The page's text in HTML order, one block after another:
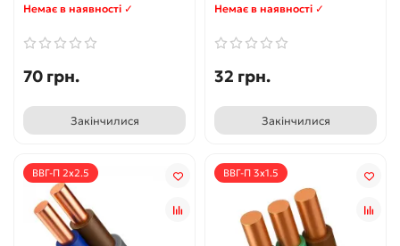
Немає в наявності ✓
70 грн.
Закінчилися
Немає в наявності ✓
32 грн.
Закінчилися
ВВГ-П 2х2.5 ВВГ-П 3x1.5